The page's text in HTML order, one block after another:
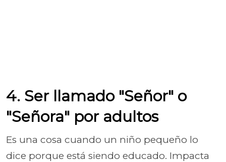
4. Ser llamado "Señor" o
"Señora" por adultos
Es una cosa cuando un niño pequeño lo
dice porque está siendo educado. Impacta